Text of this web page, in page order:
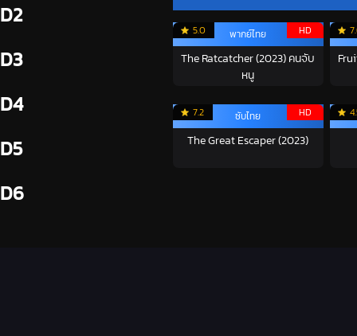
D2
D3
D4
D5
D6
5.0 HD
พากย์ไทย
The Ratcatcher (2023) คนจับ
หนู
7.2 HD
ซับไทย
The Great Escaper (2023)